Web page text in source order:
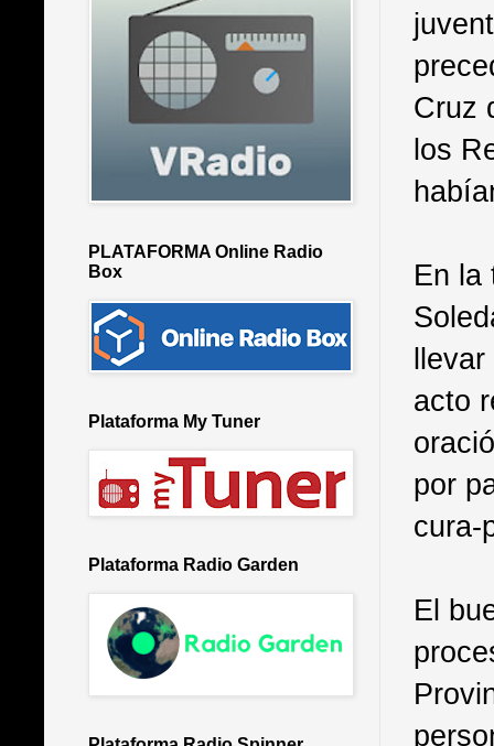
Cruz
los
En la
acto
por
cura-
El
PLATAFORMA Online Radio
Box
Plataforma My Tuner
Plataforma Radio Garden